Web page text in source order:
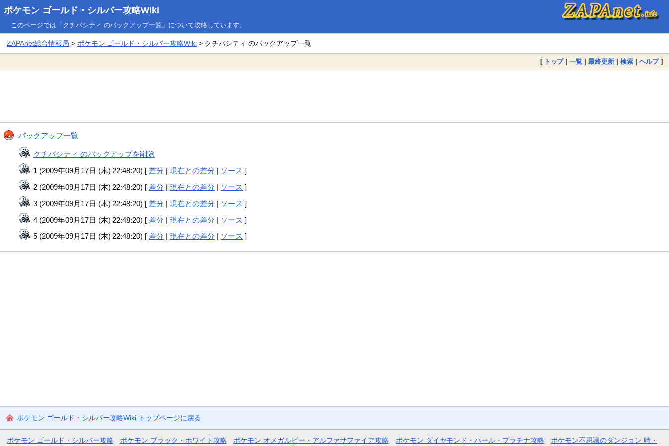
ポケモン ゴールド・シルバー攻略Wiki
このページでは「クチバシティ のバックアップ一覧」について攻略しています。
ZAPAnet総合情報局 >ポケモン ゴールド・シルバー攻略Wiki > クチバシティ のバックアップ一覧
[ トップ| 一覧 | 最終更新 | 検索 | ヘルプ]
バックアップ一覧
クチバシティ のバックアップを削除
1 (2009年09月17日 (木) 22:48:20) [ 差分 |現在との差分 | ソース ]
2 (2009年09月17日 (木) 22:48:20) [ 差分 |現在との差分 | ソース ]
3 (2009年09月17日 (木) 22:48:20) [ 差分 |現在との差分 | ソース ]
4 (2009年09月17日 (木) 22:48:20) [ 差分 |現在との差分 | ソース ]
5 (2009年09月17日 (木) 22:48:20) [ 差分 |現在との差分 | ソース ]
ポケモン ゴールド・シルバー攻略Wiki トップページに戻る
ポケモン ゴールド・シルバー攻略 ポケモン ブラック・ホワイト攻略 ポケモン オメガルビー・アルファサファイア攻略 ポケモン ダイヤモンド・パール・プラチナ攻略 ポケモン不思議のダンジョン 時・